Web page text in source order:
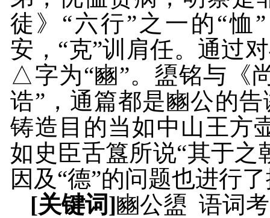
徒》“六行”之一的“恤
安，“克”训肩任。通过
△字为“豳”。盨铭与《
诰”，通篇都是豳公的
铸造目的当如中山王方
如史臣舌簋所说“其于之
因及“德”的问题也进行
[关键词]豳公盨 语词